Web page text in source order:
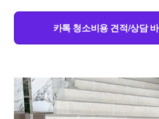
카톡 청소비용 견적/상담